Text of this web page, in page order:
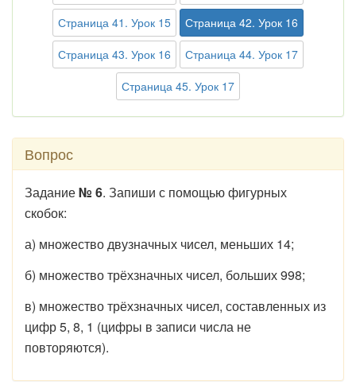
Страница 41. Урок 15
Страница 42. Урок 16
Страница 43. Урок 16
Страница 44. Урок 17
Страница 45. Урок 17
Вопрос
Задание№ 6. Запиши с помощью фигурных
скобок:
а) множество двузначных чисел, меньших 14;
б) множество трёхзначных чисел, больших 998;
в) множество трёхзначных чисел, составленных из
цифр 5, 8, 1 (цифры в записи числа не
повторяются).